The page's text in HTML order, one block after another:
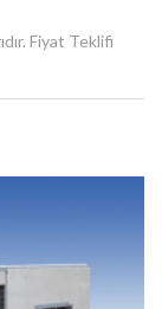
Fiyat Teklifi